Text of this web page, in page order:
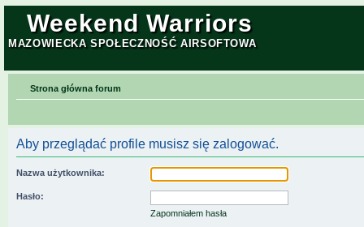
Weekend Warriors
MAZOWIECKA SPOŁECZNOŚĆ AIRSOFTOWA
Strona główna forum
Aby przeglądać profile musisz się zalogować.
Nazwa użytkownika:
Hasło:
Zapomniałem hasła